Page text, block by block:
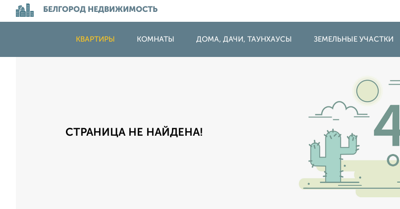
БЕЛГОРОД НЕДВИЖИМОСТЬ
КВАРТИРЫ КОМНАТЫ ДОМА, ДАЧИ, ТАУНХАУСЫ ЗЕМЕЛЬНЫЕ УЧАСТКИ
СТРАНИЦА НЕ НАЙДЕНА!